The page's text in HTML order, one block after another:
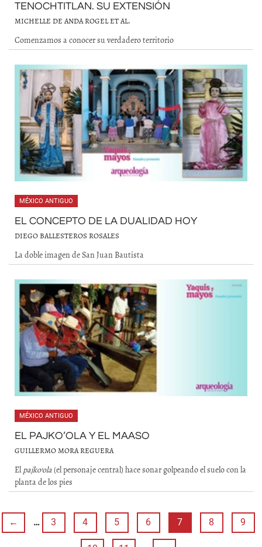
TENOCHTITLAN. SU EXTENSIÓN
MICHELLE DE ANDA ROGEL ET AL.
Comenzamos a conocer su verdadero territorio
MÉXICO ANTIGUO
EL CONCEPTO DE LA DUALIDAD HOY
DIEGO BALLESTEROS ROSALES
La doble imagen de San Juan Bautista
MÉXICO ANTIGUO
EL PAJKO’OLA Y EL MAASO
GUILLERMO MORA REGUERA
El pajko’ola(el personaje central) hace sonar golpeando el suelo con la
planta de los pies
← … 3 4 5 6 7 8 9